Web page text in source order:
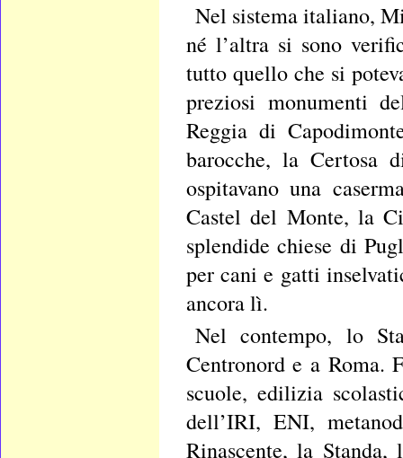
Nel sistema italiano,
né l’altra si sono
tutto quello che si
preziosi monumenti
Reggia di
barocche, la Certosa
ospitavano una
Castel del Monte, la
splendide chiese di
per cani e gatti
ancora lì.
Nel contempo, lo
Centronord e a Roma.
scuole, edilizia
dell’IRI, ENI,
Rinascente, la